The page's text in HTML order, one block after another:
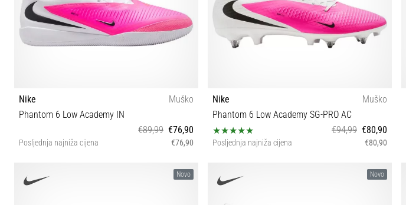
Nike
Muško
Phantom 6 Low Academy IN
€89,99 €76,90
Posljednja najniža cijena €76,90
Nike
Muško
Phantom 6 Low Academy SG-PRO AC
€94,99 €80,90
Posljednja najniža cijena €80,90
Novo Novo